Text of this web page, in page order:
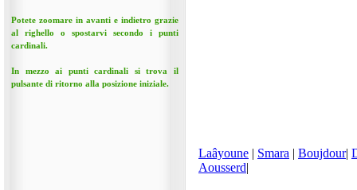
Potete zoomare in avanti e indietro grazie
al righello o spostarvi secondo i punti
cardinali.
In mezzo ai punti cardinali si trova il
pulsante di ritorno alla posizione iniziale.